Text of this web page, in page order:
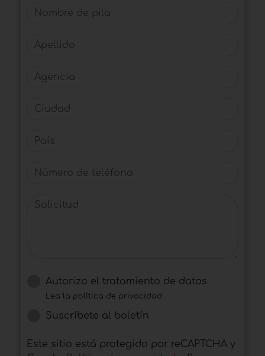
Nombre de pila
Apellido
Agencia
Ciudad
País
Número de teléfono
Solicitud
Autorizo ​​el tratamiento de datos
Lea la política de privacidad
Suscríbete al boletín
Este sitio está protegido por reCAPTCHA y